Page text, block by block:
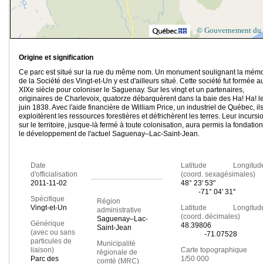
© Gouvernement du
Origine et signification
Ce parc est situé sur la rue du même nom. Un monument soulignant la
de la Société des Vingt-et-Un y est d'ailleurs situé. Cette société fut formée
XIXe siècle pour coloniser le Saguenay. Sur les vingt et un partenaires,
originaires de Charlevoix, quatorze débarquèrent dans la baie des Ha! Ha!
juin 1838. Avec l'aide financière de William Price, un industriel de Québec, ils
exploitèrent les ressources forestières et défrichèrent les terres. Leur
sur le territoire, jusque-là fermé à toute colonisation, aura permis la
le développement de l'actuel Saguenay–Lac-Saint-Jean.
Date
d'officialisation
2011-11-02
Spécifique
Vingt-et-Un
Générique
(avec ou sans
particules de
liaison)
Parc des
Région
administrative
Saguenay–Lac-
Saint-Jean
Municipalité
régionale de
comté (MRC)
Latitude
(coord. sexagésimales)
48° 23' 53"
-71° 04' 31"
Latitude
(coord. décimales)
48.39806
-71.07528
Carte topographique
1/50 000